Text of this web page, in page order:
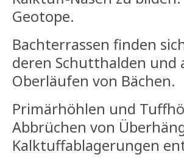
Geotope.
Bachterrassen finden
deren Schutthalden und
Oberläufen von Bächen.
Primärhöhlen und
Abbrüchen von
Kalktuffablagerungen